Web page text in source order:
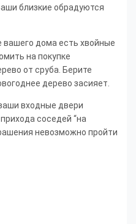
близкие обрадуются
вашего дома есть хвойные
на покупке
от сруба. Берите
дерево засияет.
входные двери
соседей “на
невозможно пройти